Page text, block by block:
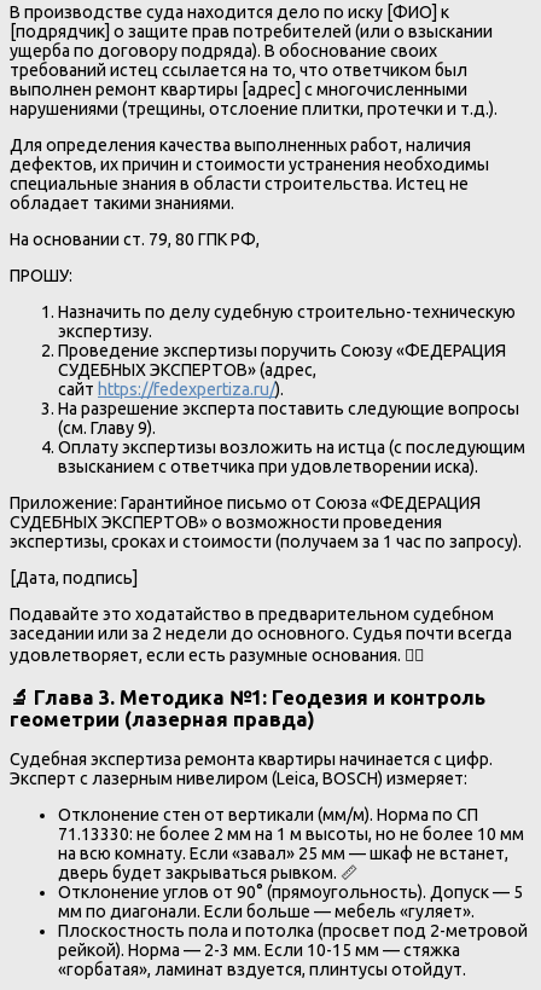
В производстве суда находится дело по иску [ФИО] к
[подрядчик] о защите прав потребителей (или о взыскании
ущерба по договору подряда). В обоснование своих
требований истец ссылается на то, что ответчиком был
выполнен ремонт квартиры [адрес] с многочисленными
нарушениями (трещины, отслоение плитки, протечки и т.д.).
Для определения качества выполненных работ, наличия
дефектов, их причин и стоимости устранения необходимы
специальные знания в области строительства. Истец не
обладает такими знаниями.
На основании ст. 79, 80 ГПК РФ,
ПРОШУ:
Назначить по делу судебную строительно-техническую
экспертизу.
Проведение экспертизы поручить Союзу «ФЕДЕРАЦИЯ
СУДЕБНЫХ ЭКСПЕРТОВ» (адрес,
сайт https://fedexpertiza.ru/).
На разрешение эксперта поставить следующие вопросы
(см. Главу 9).
Оплату экспертизы возложить на истца (с последующим
взысканием с ответчика при удовлетворении иска).
Приложение: Гарантийное письмо от Союза «ФЕДЕРАЦИЯ
СУДЕБНЫХ ЭКСПЕРТОВ» о возможности проведения
экспертизы, сроках и стоимости (получаем за 1 час по запросу).
[Дата, подпись]
Подавайте это ходатайство в предварительном судебном
заседании или за 2 недели до основного. Судья почти всегда
удовлетворяет, если есть разумные основания. 🧑‍⚖️
🔬 Глава 3. Методика №1: Геодезия и контроль
геометрии (лазерная правда)
Судебная экспертиза ремонта квартиры начинается с цифр.
Эксперт с лазерным нивелиром (Leica, BOSCH) измеряет:
Отклонение стен от вертикали (мм/м). Норма по СП
71.13330: не более 2 мм на 1 м высоты, но не более 10 мм
на всю комнату. Если «завал» 25 мм — шкаф не встанет,
дверь будет закрываться рывком. 📏
Отклонение углов от 90° (прямоугольность). Допуск — 5
мм по диагонали. Если больше — мебель «гуляет».
Плоскостность пола и потолка (просвет под 2-метровой
рейкой). Норма — 2-3 мм. Если 10-15 мм — стяжка
«горбатая», ламинат вздуется, плинтусы отойдут.